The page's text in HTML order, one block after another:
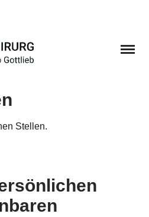
& Symptome
Spreizfuß / Plattfuß
valgus OP
Erfahrungsberichte
Praxis
Tonio Gottlieb
Blog
Stellen.